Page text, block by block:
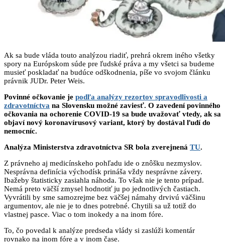
Ak sa bude vláda touto analýzou riadiť, prehrá okrem iného všetky
spory na Európskom súde pre ľudské práva a my všetci sa budeme
musieť poskladať na budúce odškodnenia, píše vo svojom článku
právnik JUDr. Peter Weis.
Povinné očkovanie je podľa analýzy rezortov spravodlivosti a
zdravotníctva na Slovensku možné zaviesť. O zavedení povinného
očkovania na ochorenie COVID-19 sa bude uvažovať vtedy, ak sa
objaví nový koronavírusový variant, ktorý by dostával ľudí do
nemocníc.
Analýza Ministerstva zdravotníctva SR bola zverejnená TU.
Z právneho aj medicínskeho pohľadu ide o znôšku nezmyslov.
Nesprávna definícia východísk prináša vždy nesprávne závery.
Ibažeby štatisticky zasiahla náhoda. To však nie je tento prípad.
Nemá preto väčší zmysel hodnotiť ju po jednotlivých častiach.
Vyvrátili by sme samozrejme bez väčšej námahy drvivú väčšinu
argumentov, ale nie je to dnes potrebné. Chytili sa už totiž do
vlastnej pasce. Viac o tom inokedy a na inom fóre.
To, čo povedal k analýze predseda vlády si zaslúži komentár
rovnako na inom fóre a v inom čase.